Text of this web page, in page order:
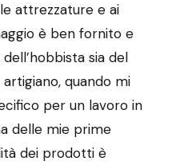
attrezzature e ai
è ben fornito e
sia del
quando mi
per un lavoro in
delle mie prime
dei prodotti è